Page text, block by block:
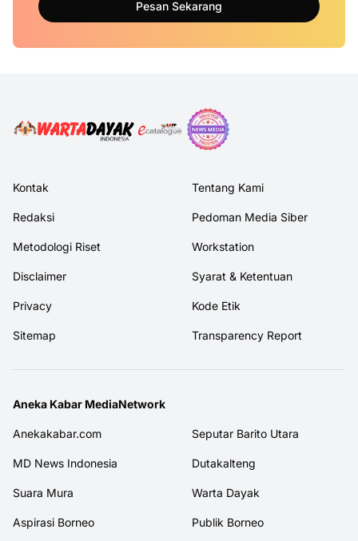
Pesan Sekarang
Kontak Tentang Kami
Redaksi Pedoman Media Siber
Metodologi Riset Workstation
Disclaimer Syarat & Ketentuan
Privacy Kode Etik
Sitemap Transparency Report
Aneka Kabar MediaNetwork
Anekakabar.com Seputar Barito Utara
MD News Indonesia Dutakalteng
Suara Mura Warta Dayak
Aspirasi Borneo Publik Borneo